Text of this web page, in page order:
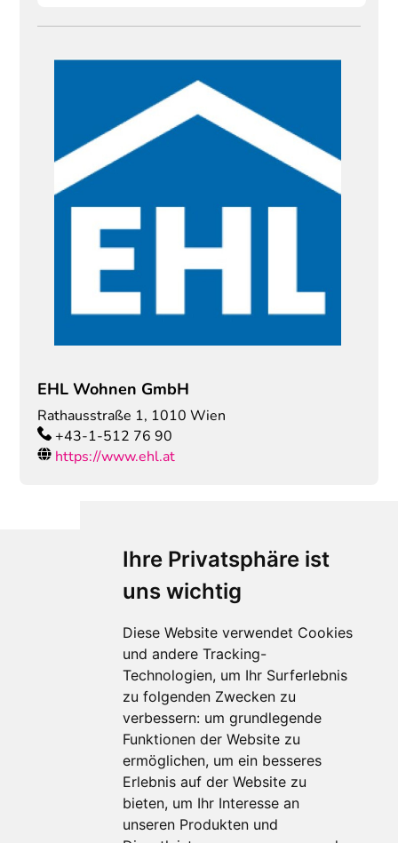
Ihre Privatsphäre ist
uns wichtig
Diese Website verwendet Cookies
und andere Tracking-
Technologien, um Ihr Surferlebnis
zu folgenden Zwecken zu
verbessern: um grundlegende
Funktionen der Website zu
ermöglichen, um ein besseres
Erlebnis auf der Website zu
bieten, um Ihr Interesse an
unseren Produkten und
EHL Wohnen GmbH
Rathausstraße 1, 1010 Wien
+43-1-512 76 90
https://www.ehl.at
Für Makler:innen
Über Uns
Vorteile
Kontakt
Software Partner
Teilnahme